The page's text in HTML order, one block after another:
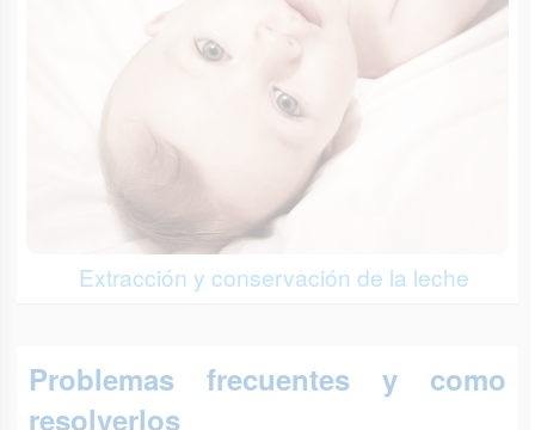
Extracción y conservación de la leche
Problemas frecuentes y como
resolverlos